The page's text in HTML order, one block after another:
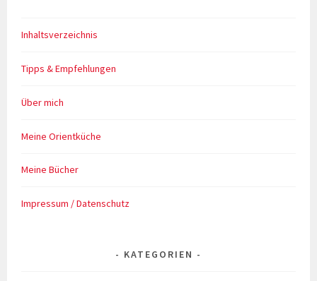
Inhaltsverzeichnis
Tipps & Empfehlungen
Über mich
Meine Orientküche
Meine Bücher
Impressum / Datenschutz
KATEGORIEN